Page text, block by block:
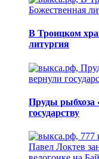
В Троицком
литургия
Пруды рыбхоза
государству